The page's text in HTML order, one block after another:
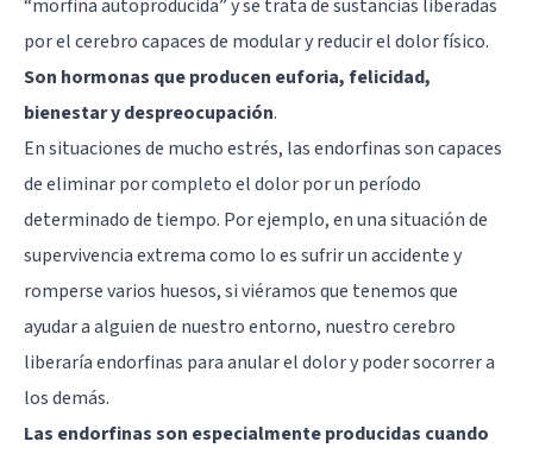
“morfina autoproducida” y se trata de sustancias liberadas
por el cerebro capaces de modular y reducir el dolor físico.
Son hormonas que producen euforia, felicidad,
bienestar y despreocupación.
En situaciones de mucho estrés, las endorfinas son capaces
de eliminar por completo el dolor por un período
determinado de tiempo. Por ejemplo, en una situación de
supervivencia extrema como lo es sufrir un accidente y
romperse varios huesos, si viéramos que tenemos que
ayudar a alguien de nuestro entorno, nuestro cerebro
liberaría endorfinas para anular el dolor y poder socorrer a
los demás.
Las endorfinas son especialmente producidas cuando